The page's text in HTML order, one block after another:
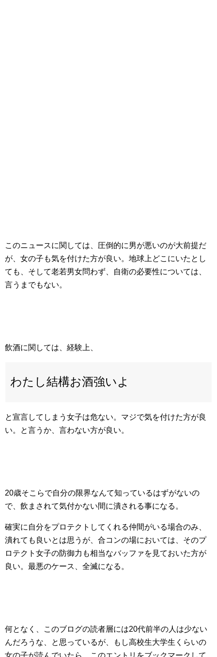
このニュースに関しては、圧倒的に男が悪いのが大前提だ
が、女の子も気を付けた方が良い。地球上どこにいたとし
ても、そして老若男女問わず、自衛の必要性については、
言うまでもない。
飲酒に関しては、経験上、
わたし結構お酒強いよ
と宣言してしまう女子は危ない。マジで気を付けた方が良
い。と言うか、言わない方が良い。
20歳そこらで自分の限界なんて知っているはずがないの
で、飲まされて気付かない間に潰される事になる。
確実に自分をプロテクトしてくれる仲間がいる場合のみ、
潰れても良いとは思うが、合コンの場においては、そのプ
ロテクト女子の防御力も相当なバッファを見ておいた方が
良い。最悪のケース、全滅になる。
何となく、このブログの読者層には20代前半の人は少ない
んだろうな、と思っているが、もし高校生大学生くらいの
女の子が読んでいたら、このエントリをブックマークして